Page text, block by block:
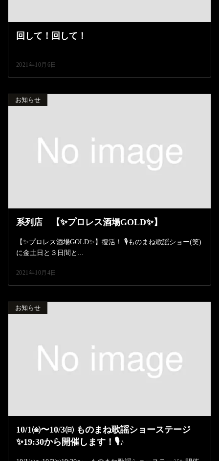
回して！回して！
2021年10月6日
お知らせ
系列店 【✨プロレス酒場GOLD✨】
【✨プロレス酒場GOLD✨】復活！ 🎙ものまね歌謡ショー(笑)
に金土日と３日間と...
2021年10月4日
お知らせ
10/1㈮〜10/3㈰ ものまね歌謡ショーステージ
✨19:30から開催します！🎙♪